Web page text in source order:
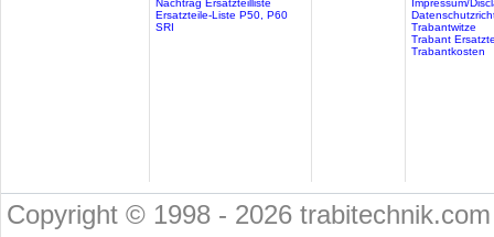
Ersatzteile-Liste P50, P60
SRI
Trabantwitze
Trabant
Trabantkosten
Copyright © 1998 - 2026